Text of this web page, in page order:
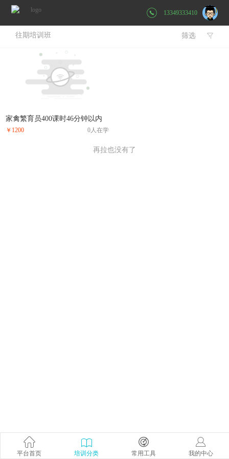
13349333410
往期培训班 
筛选
家禽繁育员400课时46分钟以内
￥1200 0人在学
再拉也没有了
平台首页 培训分类 常用工具 我的中心